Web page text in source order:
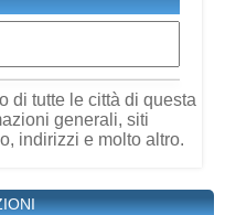
di tutte le città di questa
generali, siti
indirizzi e molto altro.